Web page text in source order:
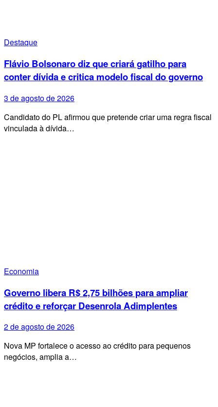
Destaque
Flávio Bolsonaro diz que criará gatilho para
conter dívida e critica modelo fiscal do governo
3 de agosto de 2026
Candidato do PL afirmou que pretende criar uma regra fiscal
vinculada à dívida…
Economia
Governo libera R$ 2,75 bilhões para ampliar
crédito e reforçar Desenrola Adimplentes
2 de agosto de 2026
Nova MP fortalece o acesso ao crédito para pequenos
negócios, amplia a…